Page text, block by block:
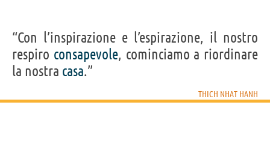
“Con l’inspirazione e l’espirazione, il nostro
respiro consapevole, cominciamo a riordinare
la nostra casa.”
THICH NHAT HANH